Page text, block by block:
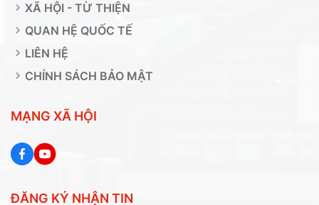
XÃ HỘI - TỪ THIỆN
QUAN HỆ QUỐC TẾ
LIÊN HỆ
CHÍNH SÁCH BẢO MẬT
MẠNG XÃ HỘI
ĐĂNG KÝ NHẬN TIN